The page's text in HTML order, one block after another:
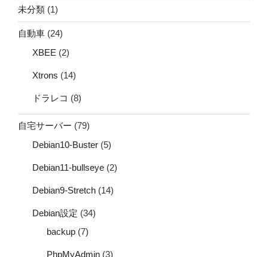
未分類 (1)
自動車 (24)
XBEE (2)
Xtrons (14)
ドラレコ (8)
自宅サーバー (79)
Debian10-Buster (5)
Debian11-bullseye (2)
Debian9-Stretch (14)
Debian設定 (34)
backup (7)
PhpMyAdmin (3)